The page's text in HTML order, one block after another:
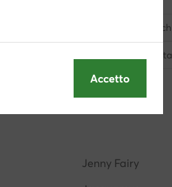
Borse coach
Borse
Jenny Fairy
Accetto